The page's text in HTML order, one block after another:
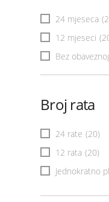
24 mjeseca
12 mjeseci
Bez
Broj rata
24 rate (20)
12 rata (20)
Jednokratno